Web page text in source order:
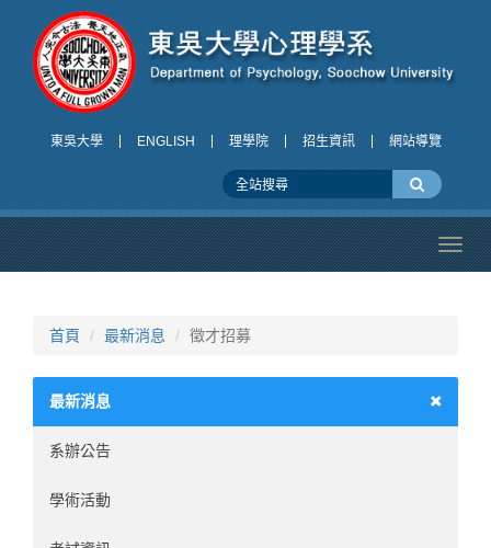
東吳大學 ENGLISH 理學院 招生資訊 網站導覽
首頁 最新消息 徵才招募
最新消息
系辦公告
學術活動